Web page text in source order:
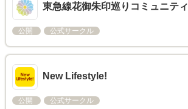
東急線花御朱印巡りコミュニティ
公開 公式サークル
New Lifestyle!
公開 公式サークル